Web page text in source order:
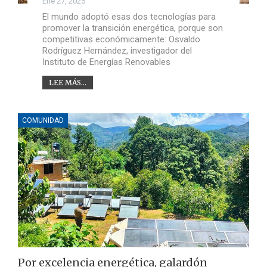
El mundo adoptó esas dos tecnologías para
promover la transición energética, porque son
competitivas económicamente: Osvaldo
Rodríguez Hernández, investigador del
Instituto de Energías Renovables
LEE MÁS...
COMUNIDAD
Por excelencia energética, galardón